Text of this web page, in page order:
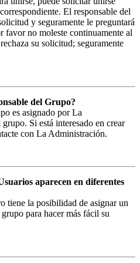
El responsable del
y seguramente le preguntará
favor no moleste continuamente al
su solicitud; seguramente
del Grupo?
es asignado por La
Si está interesado en crear
con La Administración.
aparecen en diferentes
tiene la posibilidad de asignar un
para hacer más fácil su